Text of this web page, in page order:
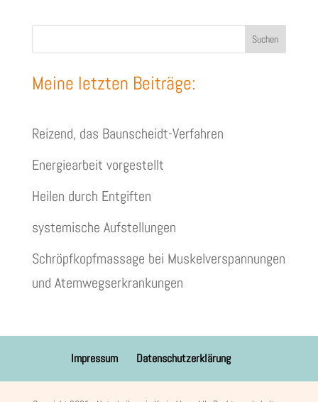
Suchen
Meine letzten Beiträge:
Reizend, das Baunscheidt-Verfahren
Energiearbeit vorgestellt
Heilen durch Entgiften
systemische Aufstellungen
Schröpfkopfmassage bei Muskelverspannungen
und Atemwegserkrankungen
Impressum Datenschutzerklärung